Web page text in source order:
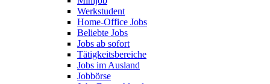
Werkstudent
Home-Office Jobs
Beliebte Jobs
Jobs ab sofort
Tätigkeitsbereiche
Jobs im Ausland
Jobbörse